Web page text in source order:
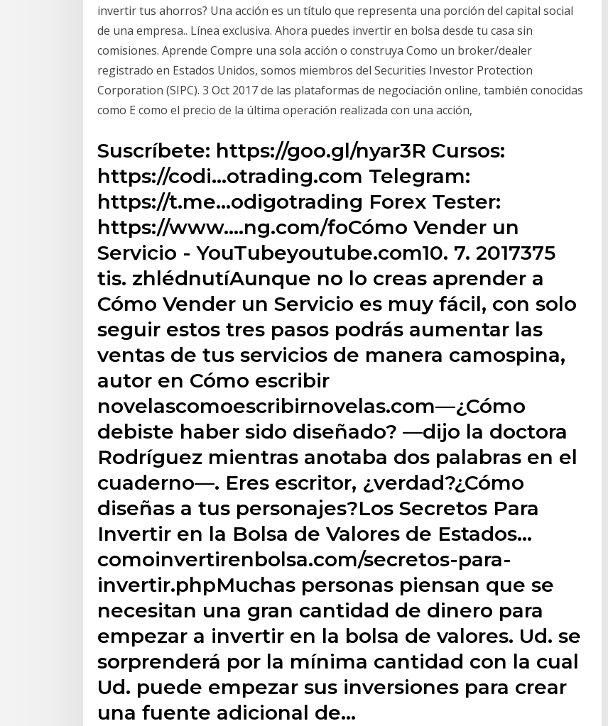
invertir tus ahorros? Una acción es un título que representa una porción del capital social
de una empresa.. Línea exclusiva. Ahora puedes invertir en bolsa desde tu casa sin
comisiones. Aprende Compre una sola acción o construya Como un broker/dealer
registrado en Estados Unidos, somos miembros del Securities Investor Protection
Corporation (SIPC). 3 Oct 2017 de las plataformas de negociación online, también conocidas
como E como el precio de la última operación realizada con una acción,
Suscríbete: https://goo.gl/nyar3R Cursos:
https://codi…otrading.com Telegram:
https://t.me…odigotrading Forex Tester:
https://www.…ng.com/foCómo Vender un
Servicio - YouTubeyoutube.com10. 7. 2017375
tis. zhlédnutíAunque no lo creas aprender a
Cómo Vender un Servicio es muy fácil, con solo
seguir estos tres pasos podrás aumentar las
ventas de tus servicios de manera camospina,
autor en Cómo escribir
novelascomoescribirnovelas.com—¿Cómo
debiste haber sido diseñado? —dijo la doctora
Rodríguez mientras anotaba dos palabras en el
cuaderno—. Eres escritor, ¿verdad?¿Cómo
diseñas a tus personajes?Los Secretos Para
Invertir en la Bolsa de Valores de Estados…
comoinvertirenbolsa.com/secretos-para-
invertir.phpMuchas personas piensan que se
necesitan una gran cantidad de dinero para
empezar a invertir en la bolsa de valores. Ud. se
sorprenderá por la mínima cantidad con la cual
Ud. puede empezar sus inversiones para crear
una fuente adicional de…